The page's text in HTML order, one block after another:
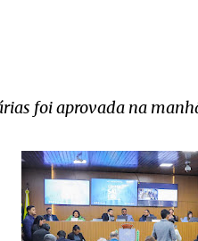
foi aprovada na